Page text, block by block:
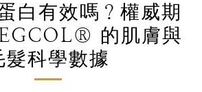
白有效嗎？權威期
的肌膚與
髮科學數據